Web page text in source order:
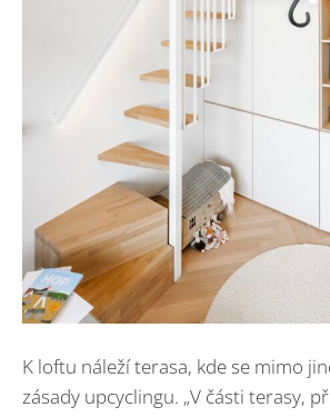
K loftu náleží terasa, kde se mimo
zásady upcyclingu. „V části terasy,